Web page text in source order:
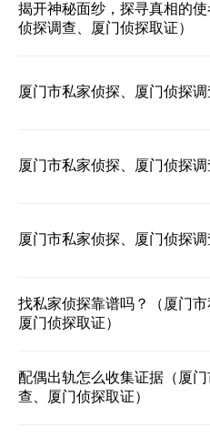
揭开神秘面纱，探寻真相的
侦探调查、厦门侦探取证）
厦门市私家侦探、厦门侦探
厦门市私家侦探、厦门侦探
厦门市私家侦探、厦门侦探
找私家侦探靠谱吗？（厦门市
厦门侦探取证）
配偶出轨怎么收集证据（厦
查、厦门侦探取证）